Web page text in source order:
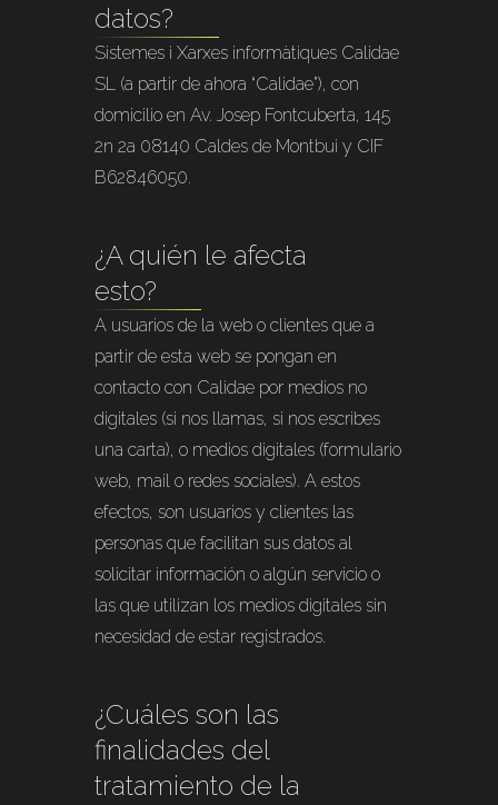
datos?
Sistemes i Xarxes informàtiques Calidae
SL (a partir de ahora “Calidae”), con
domicilio en Av. Josep Fontcuberta, 145
2n 2a 08140 Caldes de Montbui y CIF
B62846050.
¿A quién le afecta
esto?
A usuarios de la web o clientes que a
partir de esta web se pongan en
contacto con Calidae por medios no
digitales (si nos llamas, si nos escribes
una carta), o medios digitales (formulario
web, mail o redes sociales). A estos
efectos, son usuarios y clientes las
personas que facilitan sus datos al
solicitar información o algún servicio o
las que utilizan los medios digitales sin
necesidad de estar registrados.
¿Cuáles son las
finalidades del
tratamiento de la